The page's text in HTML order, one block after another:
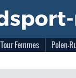
Tour Femmes Polen-